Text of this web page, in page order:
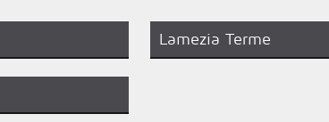
Lamezia Terme